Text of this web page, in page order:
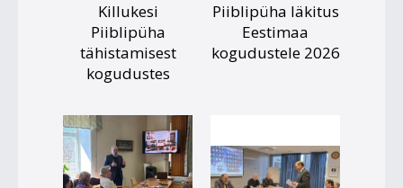
Killukesi
Piiblipüha
tähistamisest
kogudustes
Piiblipüha läkitus
Eestimaa
kogudustele 2026